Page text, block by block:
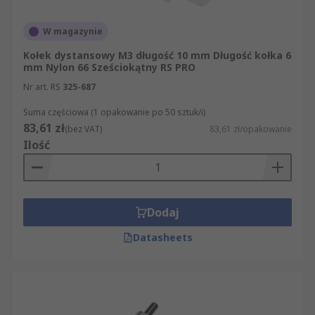
PCB,
elektronika użytkowa i sprzęt biurowy,
urządzenia telekomunikacyjne i sprzęt
sieciowy,
obudowy i szafy elektroniczne,
konstrukcje wymagające izolacji
elektrycznej między elementami.
W praktyce serwisowej tuleje dystansowe stosuje
się również przy modernizacji i naprawie
urządzeń elektronicznych, gdzie zastąpienie
pojedynczego elementu mocującego jest prostsze
warianty rozstawu płytek przed ustaleniem
W magazynie
Kołek dystansowy M3 długość 10 mm Długość kołka 6
mm Nylon 66 Sześciokątny RS PRO
Nr art. RS 325-687
Suma częściowa (1 opakowanie po 50 sztuk/i)
83,61 zł(bez VAT) 83,61 zł/opakowanie
Ilość
Dodaj
Datasheets